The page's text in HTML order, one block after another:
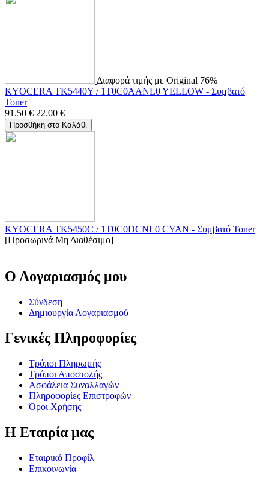
Διαφορά τιμής με Original 76%
KYOCERA TK5440Y / 1T0C0AANL0 YELLOW - Συμβατό
Toner
91.50 € 22.00 €
Προσθήκη στο Καλάθι
KYOCERA TK5450C / 1T0C0DCNL0 CYAN - Συμβατό Toner
[Προσωρινά Μη Διαθέσιμο]
Ο Λογαριασμός μου
Σύνδεση
Δημιουργία Λογαριασμού
Γενικές Πληροφορίες
Τρόποι Πληρωμής
Τρόποι Αποστολής
Ασφάλεια Συναλλαγών
Πληροφορίες Επιστροφών
Όροι Χρήσης
Η Εταιρία μας
Εταιρικό Προφίλ
Επικοινωνία